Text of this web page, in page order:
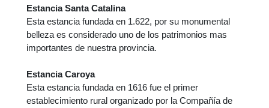
Estancia Santa Catalina
Esta estancia fundada en 1.622, por su monumental
belleza es considerado uno de los patrimonios mas
importantes de nuestra provincia.
Estancia Caroya
Esta estancia fundada en 1616 fue el primer
establecimiento rural organizado por la Compañía de